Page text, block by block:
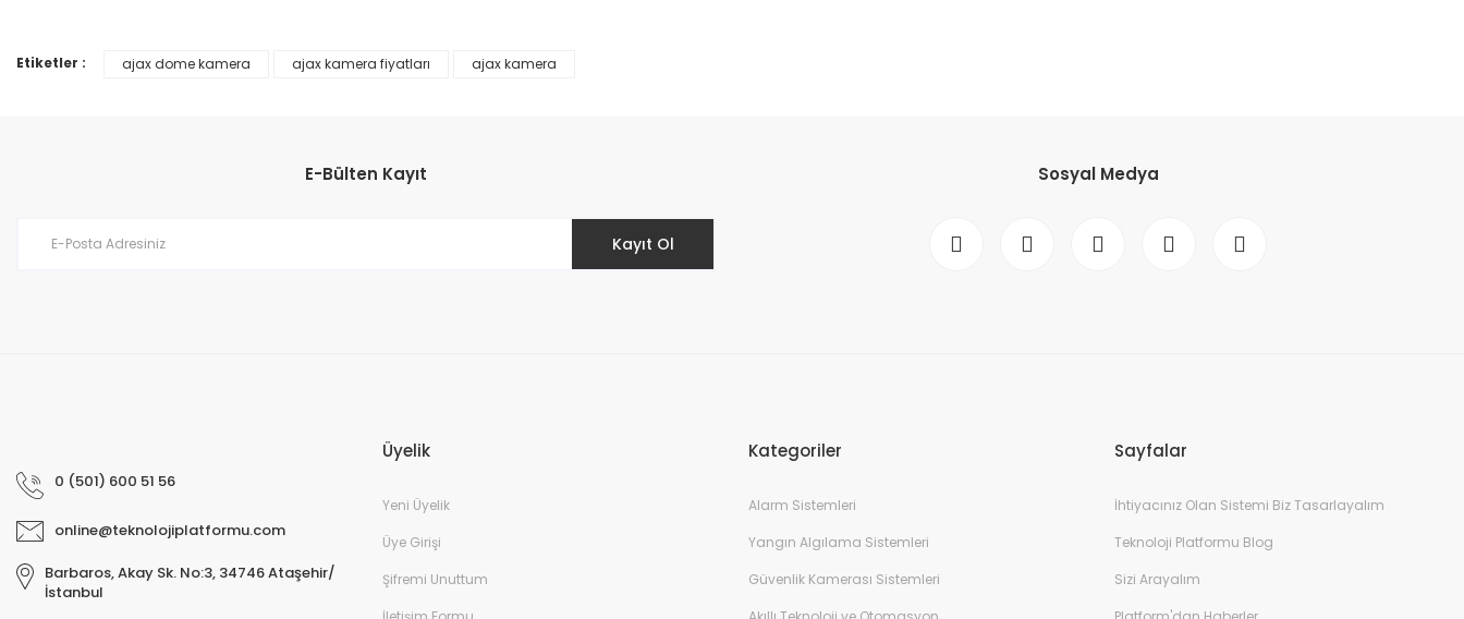
Bu ürünün fiyat bilgisi, resim, ürün açıklamalarında ve diğer konularda yetersiz gördüğünüz noktaları öneri formunu kullanarak tarafımıza iletebilirsiniz.
Ürün açıklamasında eksik bilgiler bulunuyor.
Ürün fiyatı diğer sitelerden daha pahalı.
Etiketler : ajax dome kamera ajax kamera fiyatları ajax kamera
E-Bülten Kayıt
Kayıt Ol
Sosyal Medya
0 (501) 600 51 56
online@teknolojiplatformu.com
Barbaros, Akay Sk. No:3, 34746 Ataşehir/
İstanbul
Üyelik
Yeni Üyelik
Üye Girişi
Şifremi Unuttum
Kategoriler
Alarm Sistemleri
Yangın Algılama Sistemleri
Güvenlik Kamerası Sistemleri
Sayfalar
İhtiyacınız Olan Sistemi Biz Tasarlayalım
Teknoloji Platformu Blog
Sizi Arayalım